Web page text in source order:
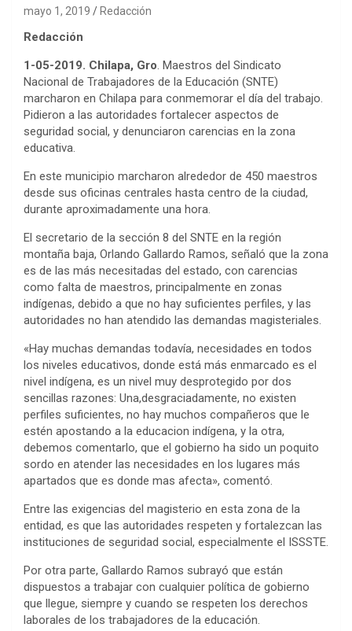
mayo 1, 2019 Redacción
Redacción
1-05-2019. Chilapa, Gro. Maestros del Sindicato
Nacional de Trabajadores de la Educación (SNTE)
marcharon en Chilapa para conmemorar el día del trabajo.
Pidieron a las autoridades fortalecer aspectos de
seguridad social, y denunciaron carencias en la zona
educativa.
En este municipio marcharon alrededor de 450 maestros
desde sus oficinas centrales hasta centro de la ciudad,
durante aproximadamente una hora.
El secretario de la sección 8 del SNTE en la región
montaña baja, Orlando Gallardo Ramos, señaló que la zona
es de las más necesitadas del estado, con carencias
como falta de maestros, principalmente en zonas
indígenas, debido a que no hay suficientes perfiles, y las
autoridades no han atendido las demandas magisteriales.
«Hay muchas demandas todavía, necesidades en todos
los niveles educativos, donde está más enmarcado es el
nivel indígena, es un nivel muy desprotegido por dos
sencillas razones: Una,desgraciadamente, no existen
perfiles suficientes, no hay muchos compañeros que le
estén apostando a la educacion indígena, y la otra,
debemos comentarlo, que el gobierno ha sido un poquito
sordo en atender las necesidades en los lugares más
apartados que es donde mas afecta», comentó.
Entre las exigencias del magisterio en esta zona de la
entidad, es que las autoridades respeten y fortalezcan las
instituciones de seguridad social, especialmente el ISSSTE.
Por otra parte, Gallardo Ramos subrayó que están
dispuestos a trabajar con cualquier política de gobierno
que llegue, siempre y cuando se respeten los derechos
laborales de los trabajadores de la educación.